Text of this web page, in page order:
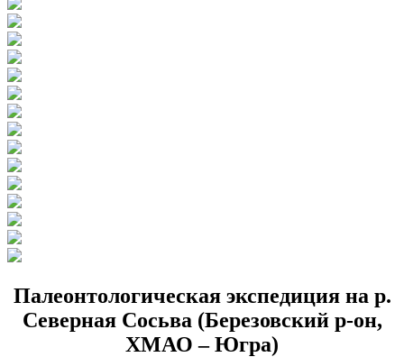
Палеонтологическая экспедиция на р.
Северная Сосьва (Березовский р-он,
ХМАО – Югра)